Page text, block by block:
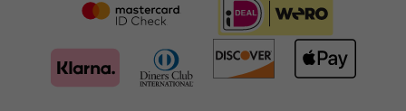
Des offres plus adaptées